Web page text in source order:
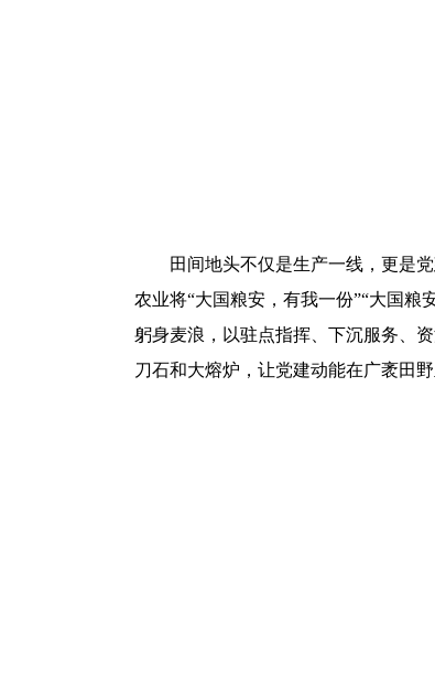
田间地头不仅是生产一线，更是
农业将“大国粮安，有我一份”“大国粮
躬身麦浪，以驻点指挥、下沉服务、
刀石和大熔炉，让党建动能在广袤田野